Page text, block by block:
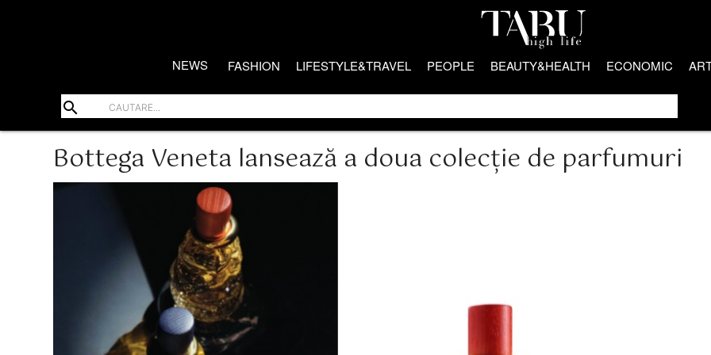
NEWS FASHION LIFESTYLE&TRAVEL PEOPLE BEAUTY&HEALTH ECONOMIC
search
Bottega Veneta lansează a doua colecție de parfumuri